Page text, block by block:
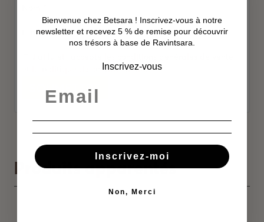
E-mail*
et la politique de confidentialité.
Produits apparentés
Bienvenue chez Betsara ! Inscrivez-vous à notre
newsletter et recevez 5 % de remise pour découvrir
nos trésors à base de Ravintsara.
Inscrivez-vous
Inscrivez-moi
Non, Merci